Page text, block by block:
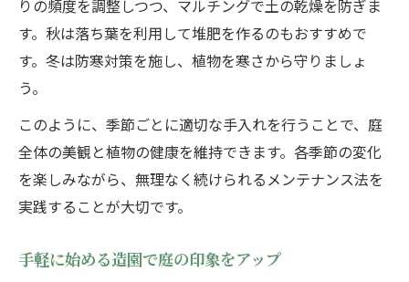
りの頻度を調整しつつ、マルチングで土の乾燥を防ぎま
す。秋は落ち葉を利用して堆肥を作るのもおすすめで
す。冬は防寒対策を施し、植物を寒さから守りましょ
う。
このように、季節ごとに適切な手入れを行うことで、庭
全体の美観と植物の健康を維持できます。各季節の変化
を楽しみながら、無理なく続けられるメンテナンス法を
実践することが大切です。
手軽に始める造園で庭の印象をアップ